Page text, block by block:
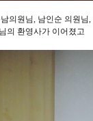
의원님, 남인순 의원
의 환영사가 이어졌고